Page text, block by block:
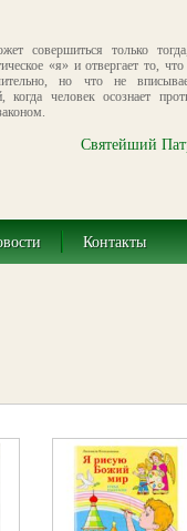
совершиться только
«я» и отвергает то,
но что не
когда человек осознает
Святейший
Контакты